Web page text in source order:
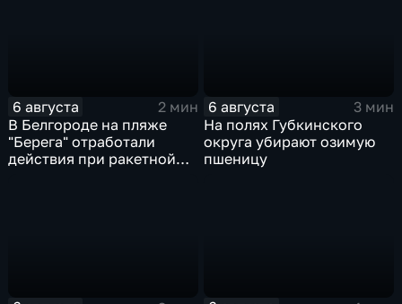
6 августа
2 мин
В Белгороде на пляже
"Берега" отработали
действия при ракетной
6 августа
3 мин
На полях Губкинского
округа убирают озимую
пшеницу